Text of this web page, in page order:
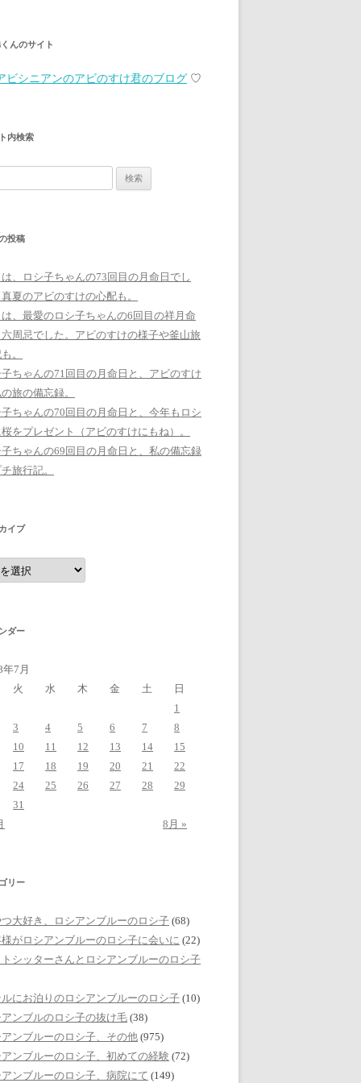
んのサイト
ビシニアンのアビのすけ君のブログ ♡
内検索
投稿
、ロシ子ちゃんの73回目の月命日でし
夏のアビのすけの心配も。
、最愛のロシ子ちゃんの6回目の祥月命
周忌でした。アビのすけの様子や釜山旅
。
ちゃんの71回目の月命日と、アビのすけ
旅の備忘録。
ちゃんの70回目の月命日と、今年もロシ
をプレゼント（アビのすけにもね）。
ちゃんの69回目の月命日と、私の備忘録
旅行記。
イブ
ダー
7月
火
水 木 金 土
日
1
3
4 5 6 7
8
10
11 12 13 14
15
17
18 19 20 21
22
24
25 26 27 28
29
31
8月 »
リー
大好き、ロシアンブルーのロシ子 (68)
がロシアンブルーのロシ子に会いに (22)
シッターさんとロシアンブルーのロシ子
にお泊りのロシアンブルーのロシ子 (10)
ンブルのロシ子の抜け毛 (38)
ンブルーのロシ子、その他 (975)
ンブルーのロシ子、初めての経験 (72)
ンブルーのロシ子、病院にて (149)